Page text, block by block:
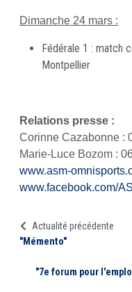
Dimanche 24 mars :
Fédérale 1 : match
Montpellier
Relations presse :
Corinne Cazabonne :
Marie-Luce Bozom :
www.asm-
www.facebook.com/
Actualité précédente
"Mémento"
"7e forum pour